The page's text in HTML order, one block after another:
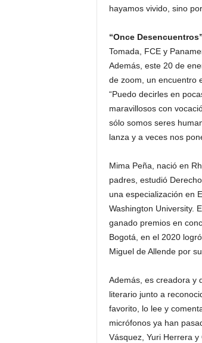
hayamos vivido, sino
“Once Desencuentros”
Tomada, FCE y
Además, este 20 de
de zoom, un encuentro
“Puedo decirles en
maravillosos con
sólo somos seres
lanza y a veces nos
Mima Peña, nació en
padres, estudió
una especialización en
Washington University.
ganado premios en
Bogotá, en el 2020
Miguel de Allende por
Además, es creadora y
literario junto a
favorito, lo lee y
micrófonos ya han
Vásquez, Yuri Herrera